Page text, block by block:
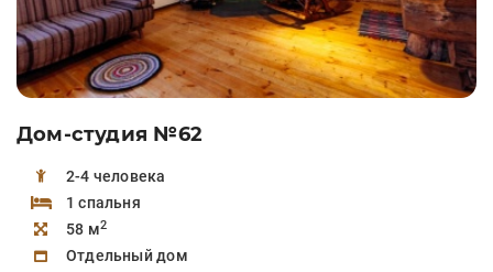
Дом-студия №62
2-4 человека
1 спальня
58 м2
Отдельный дом